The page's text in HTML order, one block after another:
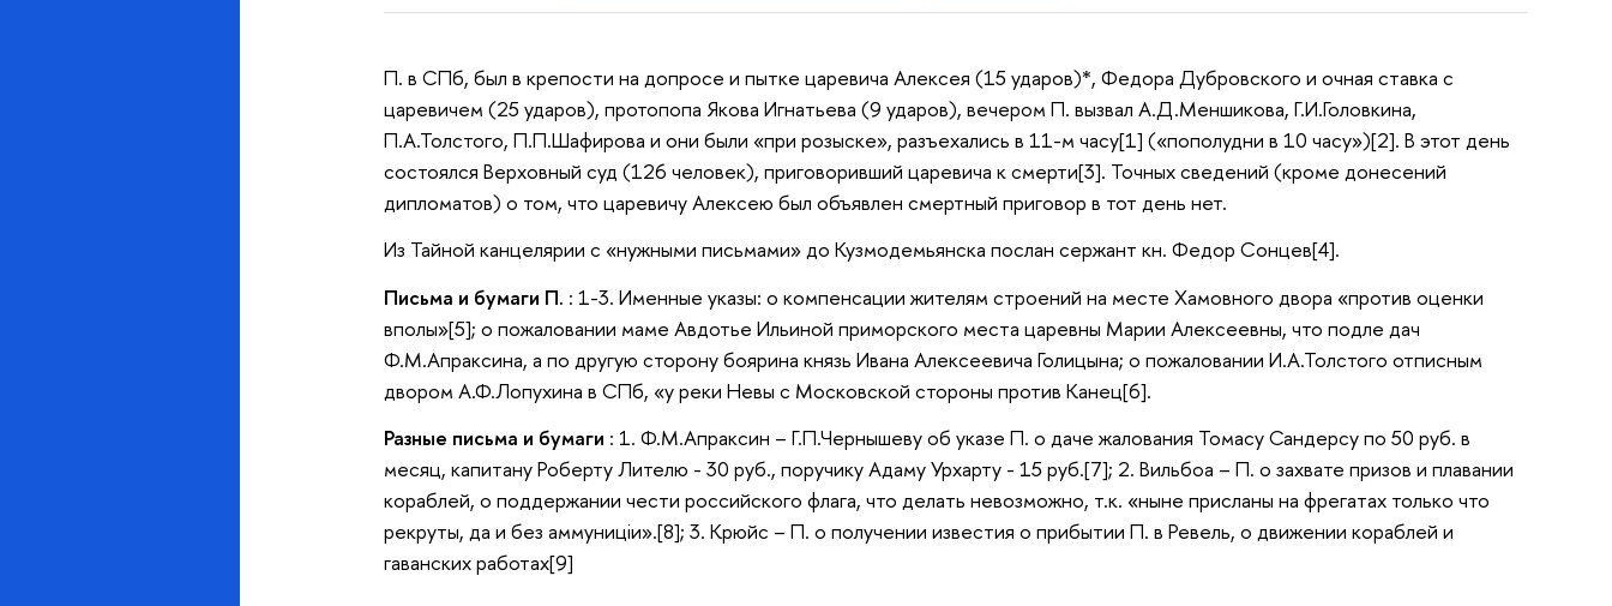
П. в СПб, был в крепости на допросе и пытке царевича Алексея (15 ударов)*, Федора Дубровского и очная ставка с
царевичем (25 ударов), протопопа Якова Игнатьева (9 ударов), вечером П. вызвал А.Д.Меншикова, Г.И.Головкина,
П.А.Толстого, П.П.Шафирова и они были «при розыске», разъехались в 11-м часу[1] («пополудни в 10 часу»)[2]. В этот день
состоялся Верховный суд (126 человек), приговоривший царевича к смерти[3]. Точных сведений (кроме донесений
дипломатов) о том, что царевичу Алексею был объявлен смертный приговор в тот день нет.
Из Тайной канцелярии с «нужными письмами» до Кузмодемьянска послан сержант кн. Федор Сонцев[4].
Письма и бумаги П. : 1-3. Именные указы: о компенсации жителям строений на месте Хамовного двора «против оценки
вполы»[5]; о пожаловании маме Авдотье Ильиной приморского места царевны Марии Алексеевны, что подле дач
Ф.М.Апраксина, а по другую сторону боярина князь Ивана Алексеевича Голицына; о пожаловании И.А.Толстого отписным
двором А.Ф.Лопухина в СПб, «у реки Невы с Московской стороны против Канец[6].
Разные письма и бумаги : 1. Ф.М.Апраксин – Г.П.Чернышеву об указе П. о даче жалования Томасу Сандерсу по 50 руб. в
месяц, капитану Роберту Лителю - 30 руб., поручику Адаму Урхарту - 15 руб.[7]; 2. Вильбоа – П. о захвате призов и плавании
кораблей, о поддержании чести российского флага, что делать невозможно, т.к. «ныне присланы на фрегатах только что
рекруты, да и без аммуниціи».[8]; 3. Крюйс – П. о получении известия о прибытии П. в Ревель, о движении кораблей и
гаванских работах[9]